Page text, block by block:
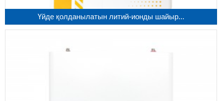
Үйде қолданылатын литий-ионды шайыр...